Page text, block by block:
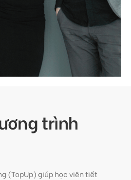
trình
(TopUp) giúp học viên tiết